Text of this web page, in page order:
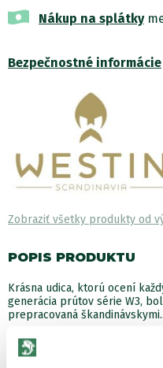
Nákup na splátky
Bezpečnostné informácie
Zobraziť všetky produkty od
POPIS PRODUKTU
Krásna udica, ktorú ocení
generácia prútov série W3,
prepracovaná
Zobraziť viac